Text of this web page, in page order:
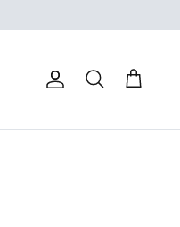
CuentaBuscar Carrito